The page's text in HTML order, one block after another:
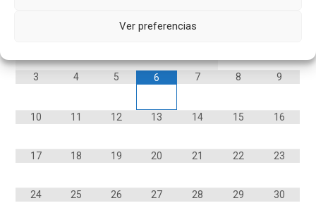
Ver preferencias
M J
3 4 5 6 7 8 9
10 11 12 13 14 15 16
17 18 19 20 21 22 23
24 25 26 27 28 29 30